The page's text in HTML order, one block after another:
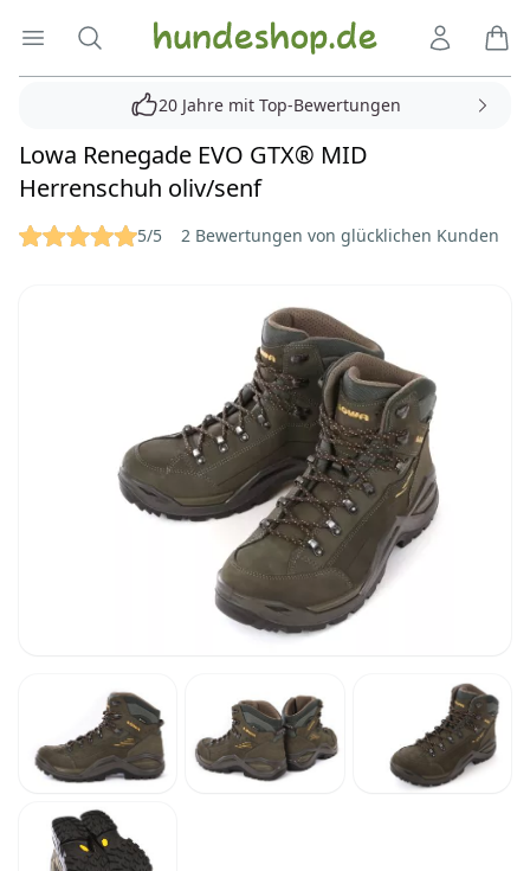
Menü öffnen
Suche Hundeshop.de
20 Jahre mit Top-Bewertungen
Lowa Renegade EVO GTX® MID
Herrenschuh oliv/senf
Reviews 5/5 2 Bewertungen von glücklichen Kunden